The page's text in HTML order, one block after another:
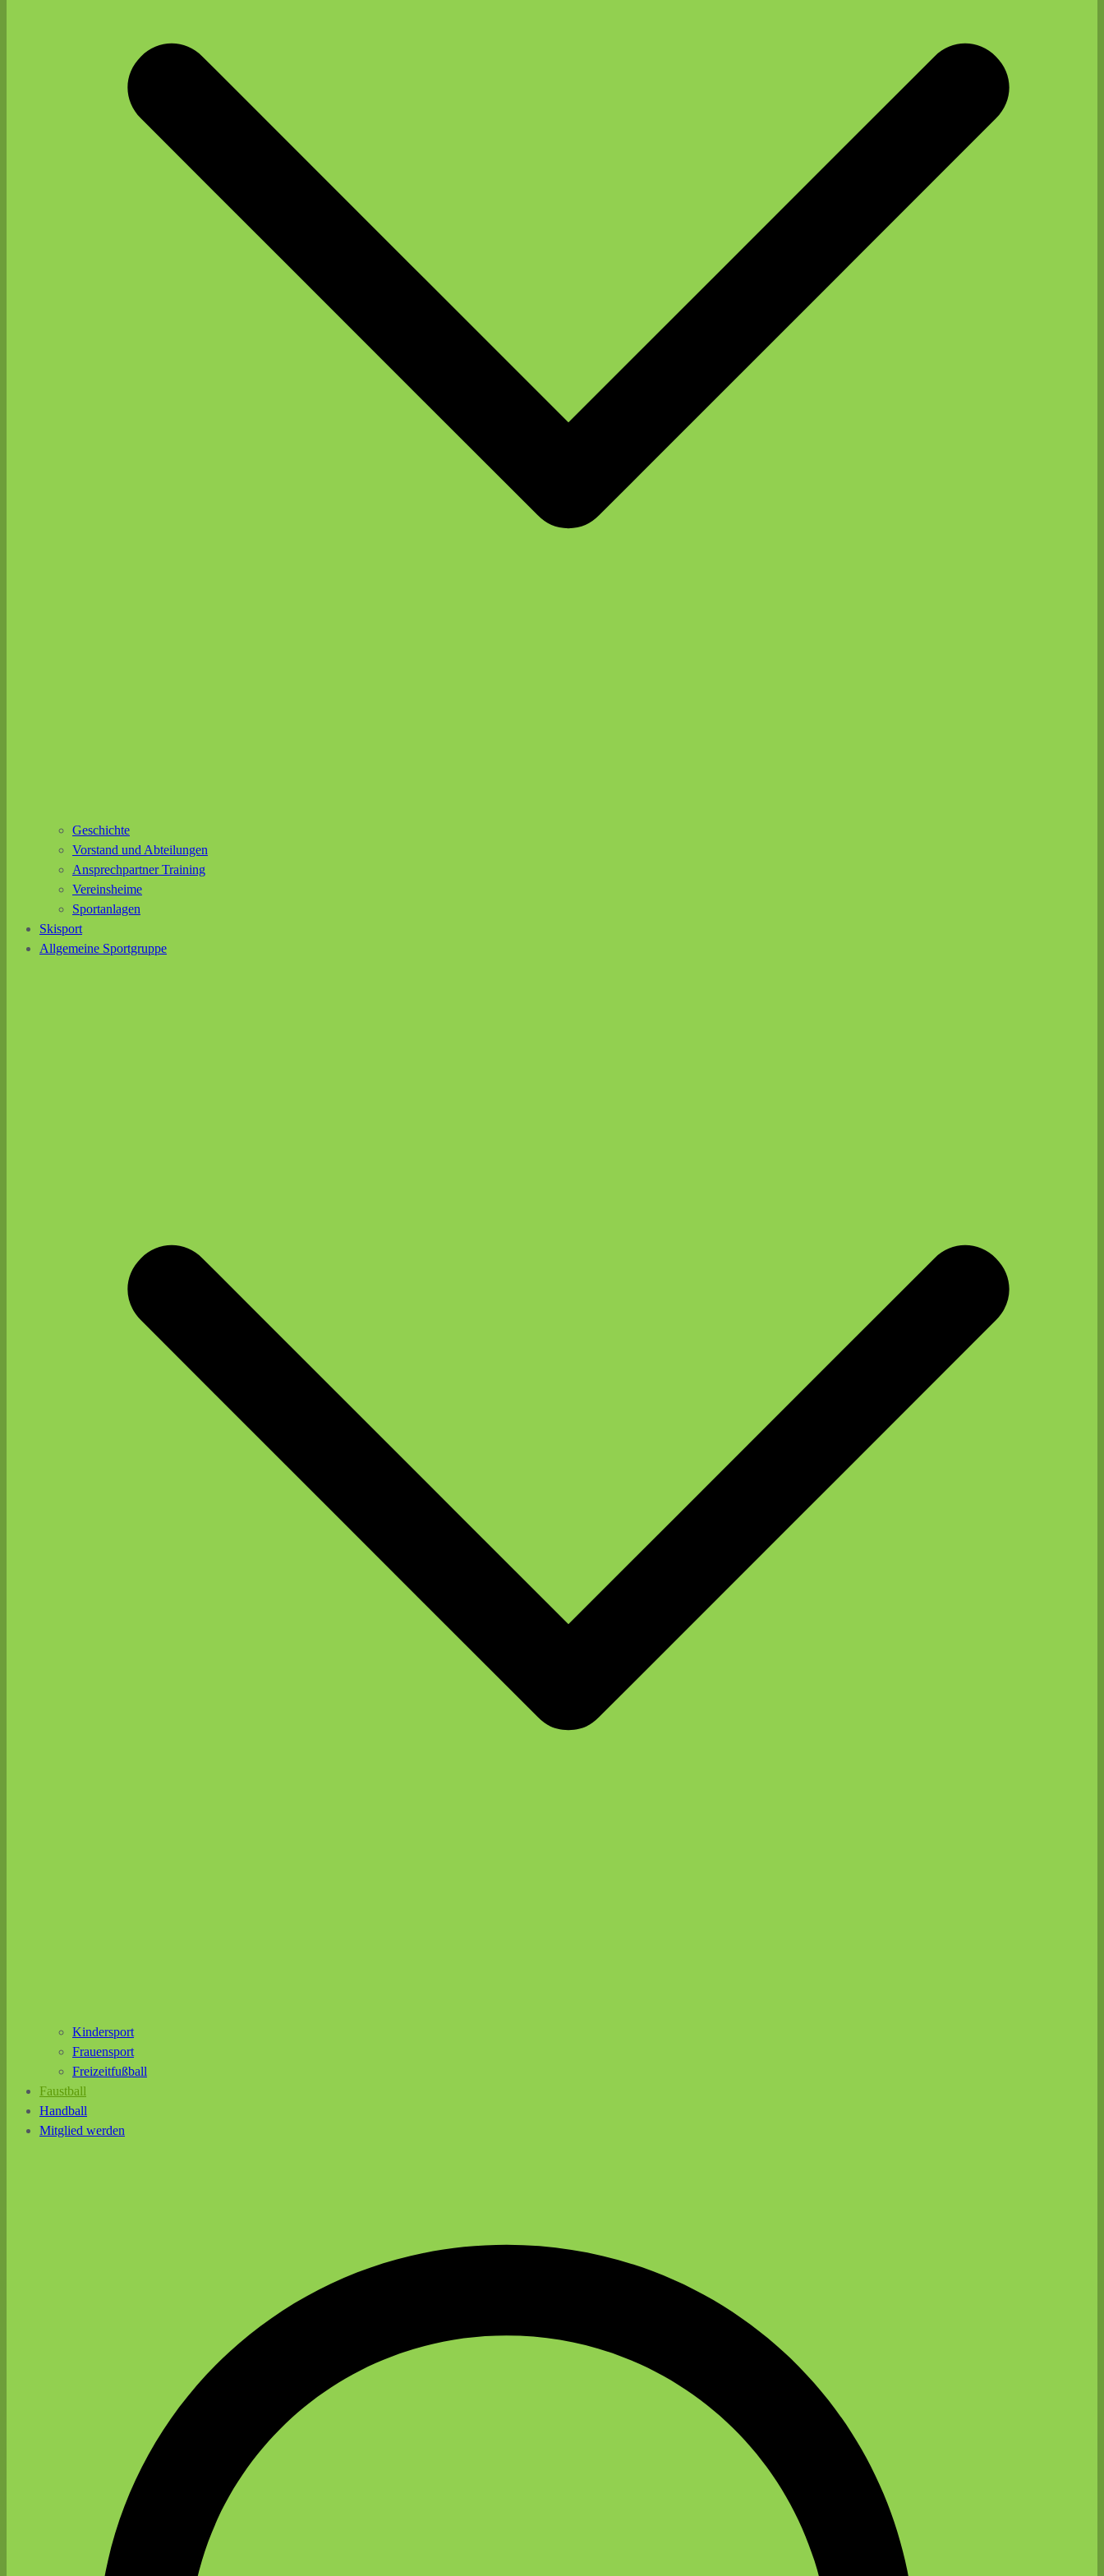
Geschichte
Vorstand und Abteilungen
Ansprechpartner Training
Vereinsheime
Sportanlagen
Skisport
Allgemeine Sportgruppe
Kindersport
Frauensport
Freizeitfußball
Faustball
Handball
Mitglied werden